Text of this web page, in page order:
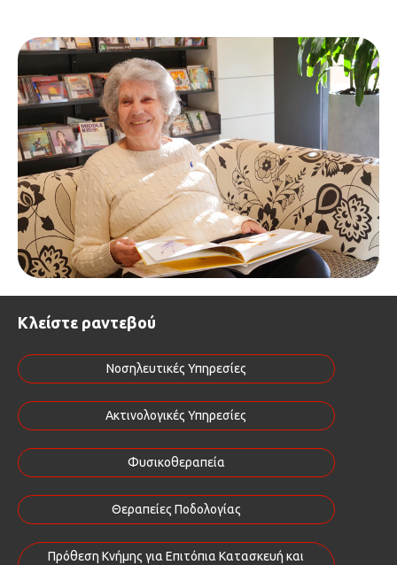
Κλείστε ραντεβού
Νοσηλευτικές Υπηρεσίες
Ακτινολογικές Υπηρεσίες
Φυσικοθεραπεία
Θεραπείες Ποδολογίας
Πρόθεση Κνήμης για Επιτόπια Κατασκευή και